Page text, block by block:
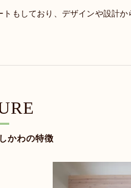
もしており、デザインや設計
かわの特徴